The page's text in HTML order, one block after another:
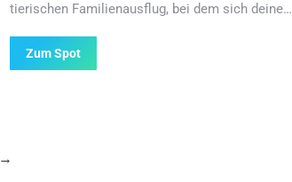
tierischen Familienausflug, bei dem sich deine…
Zum Spot
→